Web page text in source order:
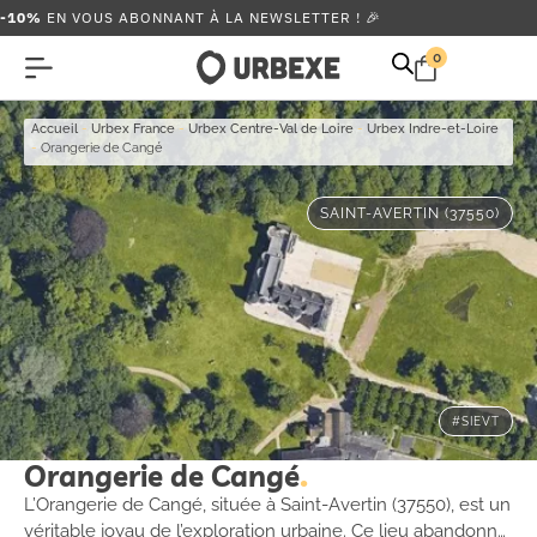
-10% EN VOUS ABONNANT À LA NEWSLETTER ! 🎉
0
Accueil - Urbex France- Urbex Centre-Val de Loire - Urbex Indre-et-Loire
- Orangerie de Cangé
SAINT-AVERTIN (37550)
#SIEVT
Orangerie de Cangé
L’Orangerie de Cangé, située à Saint-Avertin (37550), est un
véritable joyau de l’exploration urbaine. Ce lieu abandonné,